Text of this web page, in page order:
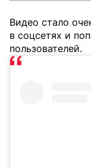
Видео стало
в соцсетях и
пользователей.